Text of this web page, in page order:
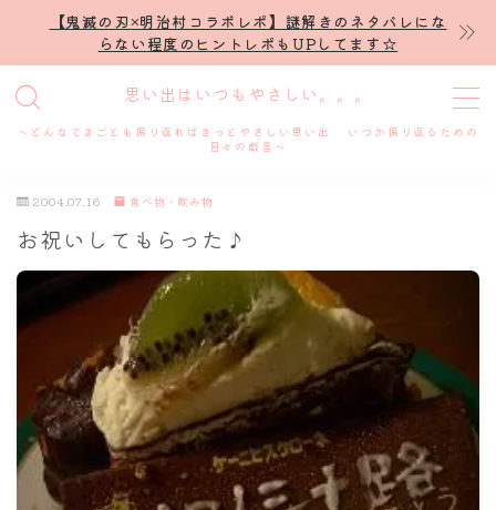
【鬼滅の刃×明治村コラボレポ】謎解きのネタバレにな
らない程度のヒントレポもUPしてます☆
思い出はいつもやさしい。。。
～どんなできごとも振り返ればきっとやさしい思い出 いつか振り返るための
日々の戯言～
MENU
プロフィール
謎解き
ホテル滞在記
舞台・ライブ
名古屋
2004.07.16 食べ物・飲み物
お祝いしてもらった♪